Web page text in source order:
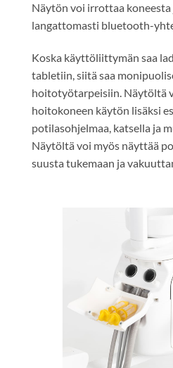
Näytön voi irrottaa
langattomasti bluetooth-
Koska käyttöliittymän saa
tabletiin, siitä saa
hoitotyötarpeisiin. Näytöltä
hoitokoneen käytön lisäksi
potilasohjelmaa, katsella ja
Näytöltä voi myös näyttää
suusta tukemaan ja